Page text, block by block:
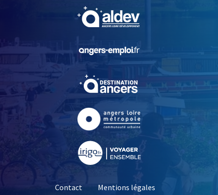
, Ouvre une nouvelle
, Ouvre une nouvelle
Contact Mentions légales